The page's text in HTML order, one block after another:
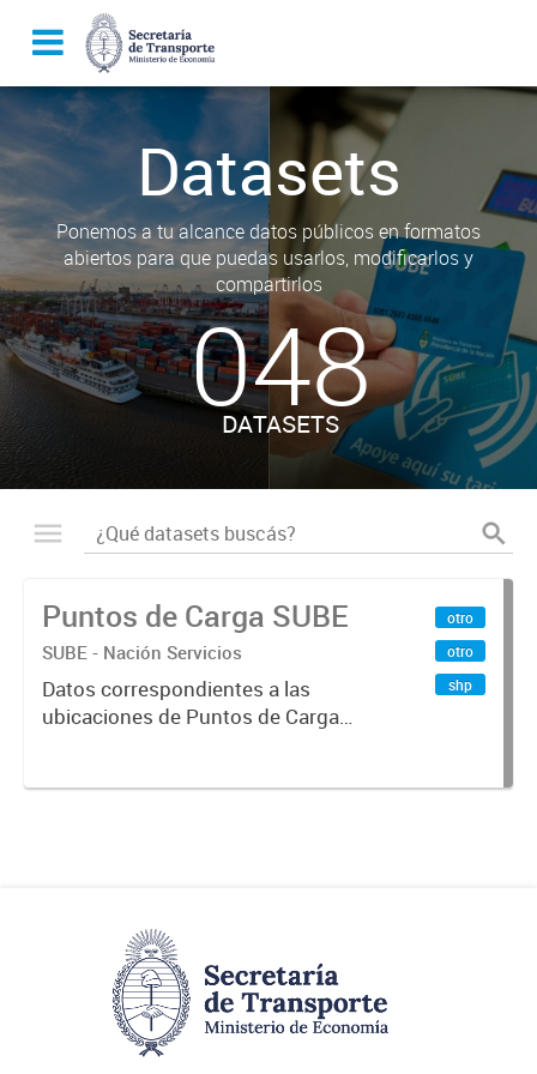
Datasets
Ponemos a tu alcance datos públicos en formatos
abiertos para que puedas usarlos, modificarlos y
compartirlos
048
DATASETS
Puntos de Carga SUBE
SUBE - Nación Servicios
Datos correspondientes a las
ubicaciones de Puntos de Carga
otro
otro
shp